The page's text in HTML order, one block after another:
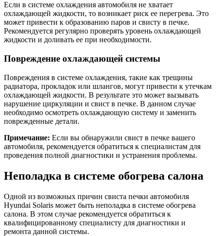
Если в системе охлаждения автомобиля не хватает
охлаждающей жидкости, то возникает риск ее перегрева. Это
может привести к образованию паров и свисту в печке.
Рекомендуется регулярно проверять уровень охлаждающей
жидкости и доливать ее при необходимости.
Повреждение охлаждающей системы
Повреждения в системе охлаждения, такие как трещины
радиатора, прокладок или шлангов, могут привести к утечкам
охлаждающей жидкости. В результате это может вызывать
нарушение циркуляции и свист в печке. В данном случае
необходимо осмотреть охлаждающую систему и заменить
поврежденные детали.
Примечание: Если вы обнаружили свист в печке вашего
автомобиля, рекомендуется обратиться к специалистам для
проведения полной диагностики и устранения проблемы.
Неполадка в системе обогрева салона
Одной из возможных причин свиста печки автомобиля
Hyundai Solaris может быть неполадка в системе обогрева
салона. В этом случае рекомендуется обратиться к
квалифицированному специалисту для диагностики и
ремонта данной системы.